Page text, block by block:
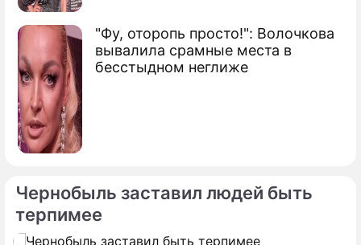
"Фу, оторопь просто!": Волочкова
вывалила срамные места в
бесстыдном неглиже
Чернобыль заставил людей быть
терпимее